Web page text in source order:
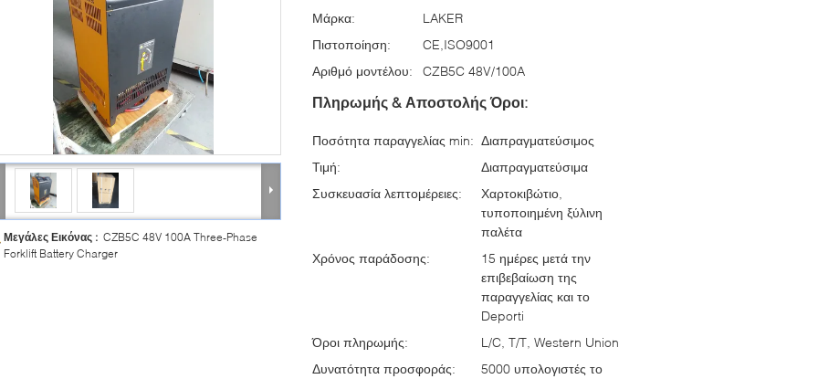
Μεγάλες Εικόνας : CZB5C 48V 100A Three-Phase
Forklift Battery Charger
Μάρκα:
LAKER
Πιστοποίηση:
CE,ISO9001
Αριθμό μοντέλου:
CZB5C 48V/100A
Πληρωμής & Αποστολής Όροι:
Ποσότητα παραγγελίας min: Διαπραγματεύσιμος
Τιμή:
Διαπραγματεύσιμα
Συσκευασία λεπτομέρειες:
Χαρτοκιβώτιο,
τυποποιημένη ξύλινη
παλέτα
Χρόνος παράδοσης:
15 ημέρες μετά την
επιβεβαίωση της
παραγγελίας και το
Deporti
Όροι πληρωμής:
L/C, T/T, Western Union
Δυνατότητα προσφοράς:
5000 υπολογιστές το